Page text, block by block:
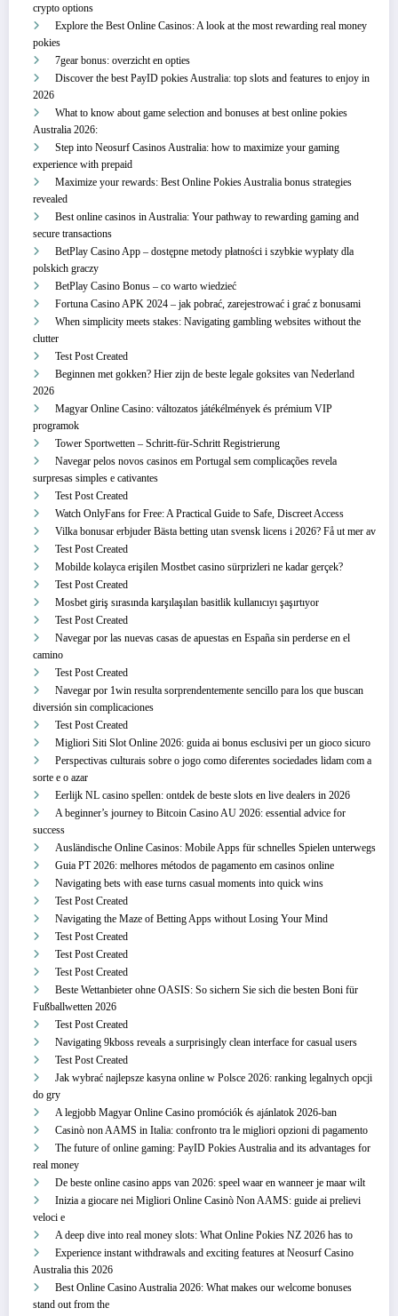
crypto options
Explore the Best Online Casinos: A look at the most rewarding real money
pokies
7gear bonus: overzicht en opties
Discover the best PayID pokies Australia: top slots and features to enjoy in
2026
What to know about game selection and bonuses at best online pokies
Australia 2026:
Step into Neosurf Casinos Australia: how to maximize your gaming
experience with prepaid
Maximize your rewards: Best Online Pokies Australia bonus strategies
revealed
Best online casinos in Australia: Your pathway to rewarding gaming and
secure transactions
BetPlay Casino App – dostępne metody płatności i szybkie wypłaty dla
polskich graczy
BetPlay Casino Bonus – co warto wiedzieć
Fortuna Casino APK 2024 – jak pobrać, zarejestrować i grać z bonusami
When simplicity meets stakes: Navigating gambling websites without the
clutter
Test Post Created
Beginnen met gokken? Hier zijn de beste legale goksites van Nederland
2026
Magyar Online Casino: változatos játékélmények és prémium VIP
programok
Tower Sportwetten – Schritt‑für‑Schritt Registrierung
Navegar pelos novos casinos em Portugal sem complicações revela
surpresas simples e cativantes
Test Post Created
Watch OnlyFans for Free: A Practical Guide to Safe, Discreet Access
Vilka bonusar erbjuder Bästa betting utan svensk licens i 2026? Få ut mer av
Test Post Created
Mobilde kolayca erişilen Mostbet casino sürprizleri ne kadar gerçek?
Test Post Created
Mosbet giriş sırasında karşılaşılan basitlik kullanıcıyı şaşırtıyor
Test Post Created
Navegar por las nuevas casas de apuestas en España sin perderse en el
camino
Test Post Created
Navegar por 1win resulta sorprendentemente sencillo para los que buscan
diversión sin complicaciones
Test Post Created
Migliori Siti Slot Online 2026: guida ai bonus esclusivi per un gioco sicuro
Perspectivas culturais sobre o jogo como diferentes sociedades lidam com a
sorte e o azar
Eerlijk NL casino spellen: ontdek de beste slots en live dealers in 2026
A beginner’s journey to Bitcoin Casino AU 2026: essential advice for
success
Ausländische Online Casinos: Mobile Apps für schnelles Spielen unterwegs
Guia PT 2026: melhores métodos de pagamento em casinos online
Navigating bets with ease turns casual moments into quick wins
Test Post Created
Navigating the Maze of Betting Apps without Losing Your Mind
Test Post Created
Test Post Created
Test Post Created
Beste Wettanbieter ohne OASIS: So sichern Sie sich die besten Boni für
Fußballwetten 2026
Test Post Created
Navigating 9kboss reveals a surprisingly clean interface for casual users
Test Post Created
Jak wybrać najlepsze kasyna online w Polsce 2026: ranking legalnych opcji
do gry
A legjobb Magyar Online Casino promóciók és ajánlatok 2026-ban
Casinò non AAMS in Italia: confronto tra le migliori opzioni di pagamento
The future of online gaming: PayID Pokies Australia and its advantages for
real money
De beste online casino apps van 2026: speel waar en wanneer je maar wilt
Inizia a giocare nei Migliori Online Casinò Non AAMS: guide ai prelievi
veloci e
A deep dive into real money slots: What Online Pokies NZ 2026 has to
Experience instant withdrawals and exciting features at Neosurf Casino
Australia this 2026
Best Online Casino Australia 2026: What makes our welcome bonuses
stand out from the